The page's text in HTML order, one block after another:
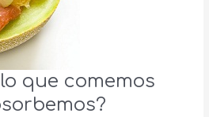
que comemos